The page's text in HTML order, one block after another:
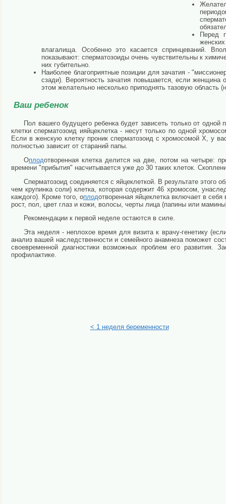
Перед
влагалища. Особенно это касается спринцеваний.
показывают: сперматозоиды очень чувствительны к
них губительно.
Наиболее благоприятные позиции для зачатия -
сзади). Вероятность зачатия повышается, если
этом желательно несколько приподнять тазовую область
Ваш ребенок
Пол вашего будущего ребенка будет зависеть только от
клетки сперматозоид ияйцеклетка - несут только по одной
Если в женскую клетку проник сперматозоид с хромосомой X, у
полностью зависит от стараний папы.
Оплодотворенная клетка делится на две, потом на четыре:
времени "прибытия" насчитывается уже до 30 таких клеток.
Сперматозоид соединяется с яйцеклеткой. В результате этого
чем крупинка соли) клетка, которая содержит 46 хромосом,
каждого). Кроме того, оплодотворенная яйцеклетка включает в
рост, пол, цвет глаз и кожи, волосы, черты лица (папины или
Рекомендации к первой неделе остаются в силе.
Эта неделя - неплохое время для визита к врачу-генетику
анализ вашей наследственности и семейного анамнеза поможет
своевременной диагностики возможных проблем его развития.
профилактике.
< 1 неделя беременности